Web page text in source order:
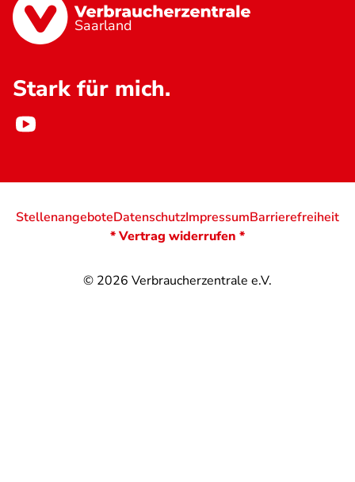
Saarland
Stark für mich.
© 2026 Verbraucherzentrale e.V.
StellenangeboteDatenschutzImpressumBarrierefreiheit
* Vertrag widerrufen *